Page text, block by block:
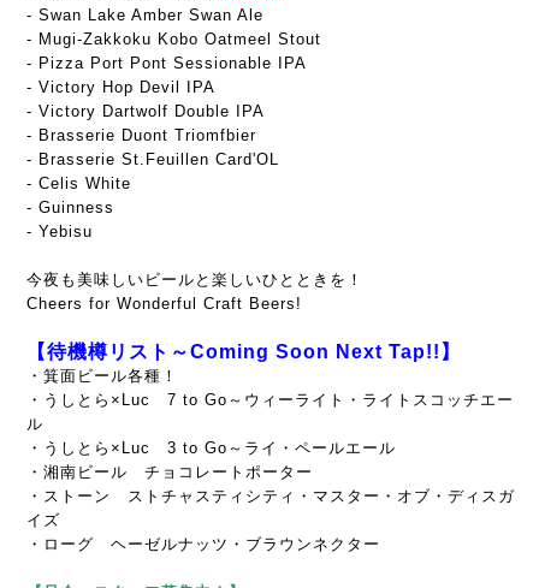
- Swan Lake Amber Swan Ale
- Mugi-Zakkoku Kobo Oatmeel Stout
- Pizza Port Pont Sessionable IPA
- Victory Hop Devil IPA
- Victory Dartwolf Double IPA
- Brasserie Duont Triomfbier
- Brasserie St.Feuillen Card'OL
- Celis White
- Guinness
- Yebisu
今夜も美味しいビールと楽しいひとときを！
Cheers for Wonderful Craft Beers!
【待機樽リスト～Coming Soon Next Tap!!】
・箕面ビール各種！
・うしとら×Luc 7 to Go～ウィーライト・ライトスコッチエー
ル
・うしとら×Luc 3 to Go～ライ・ペールエール
・湘南ビール チョコレートポーター
・ストーン ストチャスティシティ・マスター・オブ・ディスガ
イズ
・ローグ ヘーゼルナッツ・ブラウンネクター